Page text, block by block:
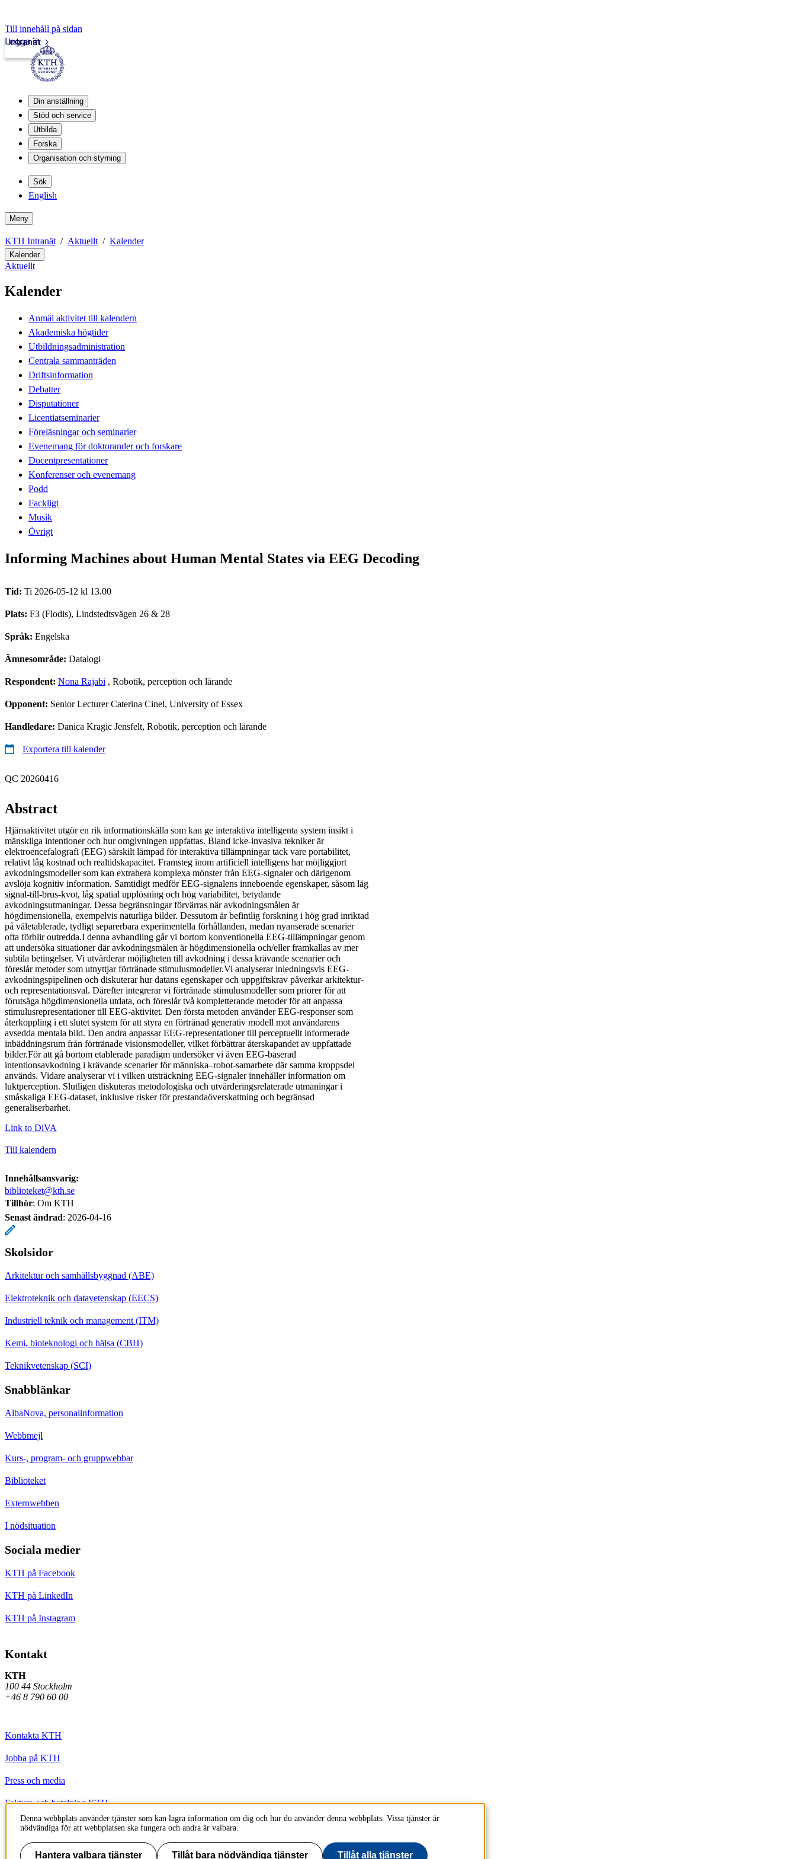
Till innehåll på sidan
Intranät
Logga in
Din anställning
Stöd och service
Utbilda
Forska
Organisation och styrning
Sök
English
Meny
KTH Intranät Aktuellt Kalender
Kalender
Aktuellt
Kalender
Anmäl aktivitet till kalendern
Akademiska högtider
Utbildningsadministration
Centrala sammanträden
Driftsinformation
Debatter
Disputationer
Licentiatseminarier
Föreläsningar och seminarier
Evenemang för doktorander och forskare
Docentpresentationer
Konferenser och evenemang
Podd
Fackligt
Musik
Övrigt
Informing Machines about Human Mental States via EEG Decoding
Tid: Ti 2026-05-12 kl 13.00
Plats: F3 (Flodis), Lindstedtsvägen 26 & 28
Språk: Engelska
Ämnesområde: Datalogi
Respondent: Nona Rajabi , Robotik, perception och lärande
Opponent: Senior Lecturer Caterina Cinel, University of Essex
Handledare: Danica Kragic Jensfelt, Robotik, perception och lärande
Exportera till kalender
QC 20260416
Abstract
Hjärnaktivitet utgör en rik informationskälla som kan ge interaktiva intelligenta system insikt i
mänskliga intentioner och hur omgivningen uppfattas. Bland icke-invasiva tekniker är
elektroencefalografi (EEG) särskilt lämpad för interaktiva tillämpningar tack vare portabilitet,
relativt låg kostnad och realtidskapacitet. Framsteg inom artificiell intelligens har möjliggjort
avkodningsmodeller som kan extrahera komplexa mönster från EEG-signaler och därigenom
avslöja kognitiv information. Samtidigt medför EEG-signalens inneboende egenskaper, såsom låg
signal-till-brus-kvot, låg spatial upplösning och hög variabilitet, betydande
avkodningsutmaningar. Dessa begränsningar förvärras när avkodningsmålen är
högdimensionella, exempelvis naturliga bilder. Dessutom är befintlig forskning i hög grad inriktad
på väletablerade, tydligt separerbara experimentella förhållanden, medan nyanserade scenarier
ofta förblir outredda.I denna avhandling går vi bortom konventionella EEG-tillämpningar genom
att undersöka situationer där avkodningsmålen är högdimensionella och/eller framkallas av mer
subtila betingelser. Vi utvärderar möjligheten till avkodning i dessa krävande scenarier och
föreslår metoder som utnyttjar förtränade stimulusmodeller.Vi analyserar inledningsvis EEG-
avkodningspipelinen och diskuterar hur datans egenskaper och uppgiftskrav påverkar arkitektur-
och representationsval. Därefter integrerar vi förtränade stimulusmodeller som priorer för att
förutsäga högdimensionella utdata, och föreslår två kompletterande metoder för att anpassa
stimulusrepresentationer till EEG-aktivitet. Den första metoden använder EEG-responser som
återkoppling i ett slutet system för att styra en förtränad generativ modell mot användarens
avsedda mentala bild. Den andra anpassar EEG-representationer till perceptuellt informerade
inbäddningsrum från förtränade visionsmodeller, vilket förbättrar återskapandet av uppfattade
bilder.För att gå bortom etablerade paradigm undersöker vi även EEG-baserad
intentionsavkodning i krävande scenarier för människa–robot-samarbete där samma kroppsdel
används. Vidare analyserar vi i vilken utsträckning EEG-signaler innehåller information om
luktperception. Slutligen diskuteras metodologiska och utvärderingsrelaterade utmaningar i
småskaliga EEG-dataset, inklusive risker för prestandaöverskattning och begränsad
generaliserbarhet.
Link to DiVA
Till kalendern
Innehållsansvarig:
biblioteket@kth.se
Tillhör: Om KTH
Senast ändrad: 2026-04-16
Skolsidor
Arkitektur och samhällsbyggnad (ABE)
Elektroteknik och datavetenskap (EECS)
Industriell teknik och management (ITM)
Kemi, bioteknologi och hälsa (CBH)
Teknikvetenskap (SCI)
Snabblänkar
AlbaNova, personalinformation
Webbmejl
Kurs-, program- och gruppwebbar
Biblioteket
Externwebben
I nödsituation
Sociala medier
KTH på Facebook
KTH på LinkedIn
KTH på Instagram
Kontakt
KTH
100 44 Stockholm
+46 8 790 60 00
Kontakta KTH
Jobba på KTH
Press och media
Faktura och betalning KTH
Om KTH:s webbplatser
Tillgänglighetsredogörelse
Denna webbplats använder tjänster som kan lagra information om dig och hur du använder denna webbplats. Vissa tjänster är
nödvändiga för att webbplatsen ska fungera och andra är valbara.
Hantera valbara tjänster Tillåt bara nödvändiga tjänster Tillåt alla tjänster